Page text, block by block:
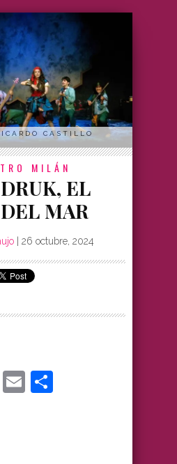
CASTILLO
MILÁN
EL
MAR
| 26 octubre, 2024
WhatsApp
Email